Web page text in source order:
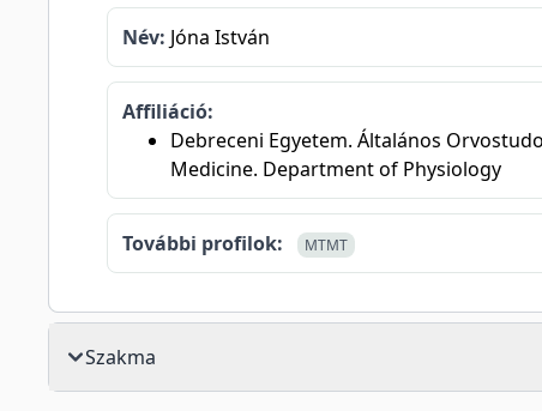
Név: Jóna István
Affiliáció:
Debreceni Egyetem. Általános
Medicine. Department of Physiology
További profilok: MTMT
Szakma